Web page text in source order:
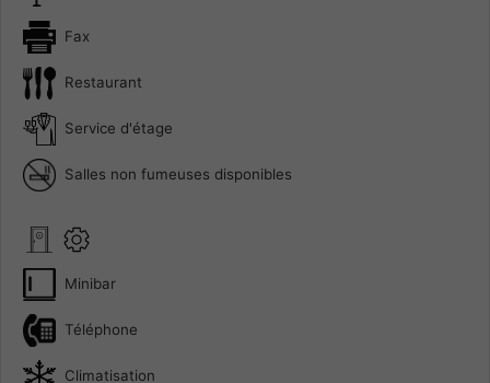
Fax
Restaurant
Service d'étage
Salles non fumeuses disponibles
Minibar
Téléphone
Climatisation